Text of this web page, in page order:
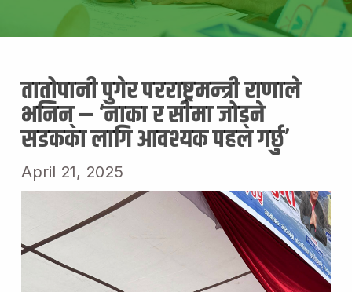
तातोपानी पुगेर परराष्ट्रमन्त्री राणाले
भनिन् – ‘नाका र सीमा जोड्ने
सडकका लागि आवश्यक पहल गर्छु’
April 21, 2025